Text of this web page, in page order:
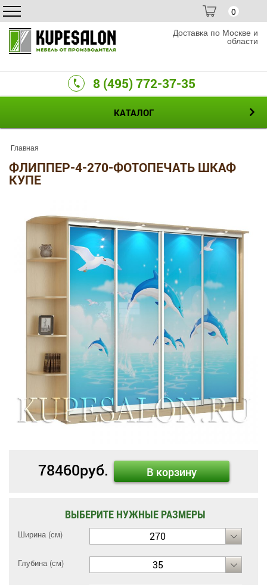
0
Доставка по Москве и
области
8 (495) 772-37-35
КАТАЛОГ
Главная
ФЛИППЕР-4-270-ФОТОПЕЧАТЬ ШКАФ
КУПЕ
78460руб. В корзину
ВЫБЕРИТЕ НУЖНЫЕ РАЗМЕРЫ
Ширина (см) 270
Глубина (см) 35